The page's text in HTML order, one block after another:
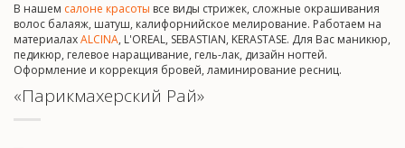
В нашем салоне красоты все виды стрижек, сложные окрашивания
волос балаяж, шатуш, калифорнийское мелирование. Работаем на
материалахALCINA, L'OREAL, SEBASTIAN, KERASTASE. Для Вас маникюр,
педикюр, гелевое наращивание, гель-лак, дизайн ногтей.
Оформление и коррекция бровей, ламинирование ресниц.
«Парикмахерский Рай»